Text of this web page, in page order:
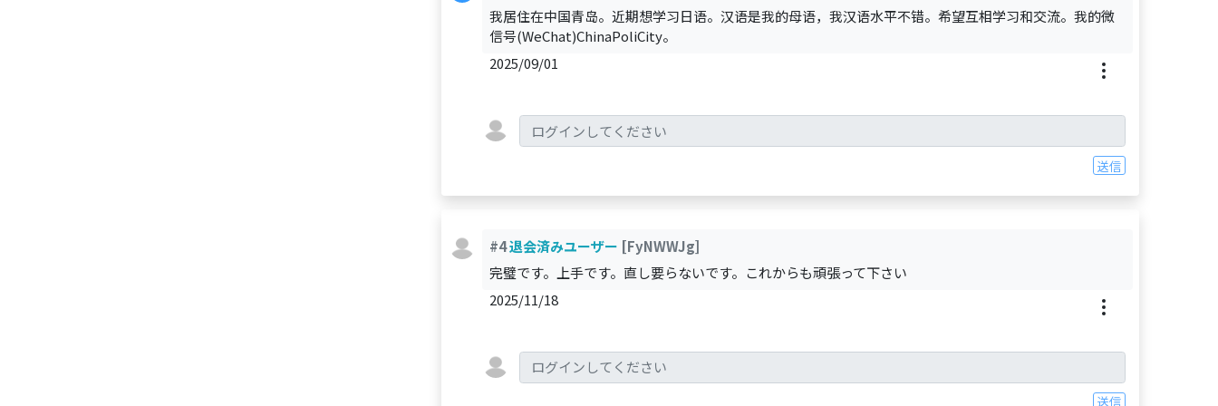
我居住在中国青岛。近期想学习日语。汉语是我的母语，我汉语水平不错。希望互相学习和交流。我的微
信号(WeChat)ChinaPoliCity。
2025/09/01
送信
#4退会済みユーザー [FyNWWJg]
完璧です。上手です。直し要らないです。これからも頑張って下さい
2025/11/18
送信